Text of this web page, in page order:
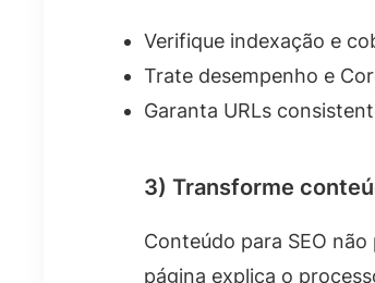
Verifique indexação e
Trate desempenho e
Garanta URLs
3) Transforme
Conteúdo para SEO
página explica o